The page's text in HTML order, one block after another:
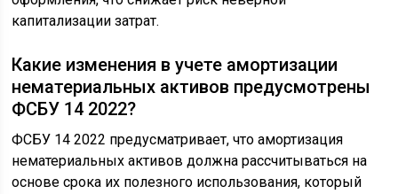
капитализации затрат.
Какие изменения в учете амортизации
нематериальных активов предусмотрены
ФСБУ 14 2022?
ФСБУ 14 2022 предусматривает, что амортизация
нематериальных активов должна рассчитываться на
основе срока их полезного использования, который